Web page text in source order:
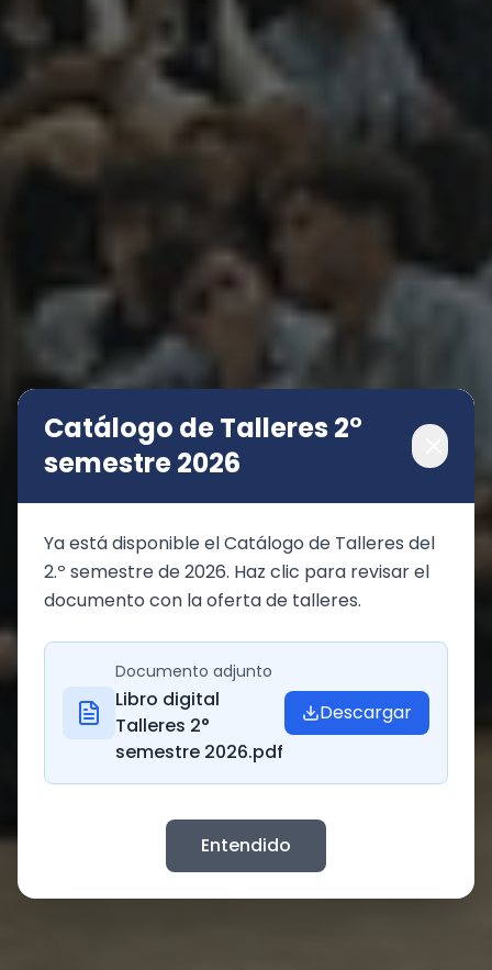
Catálogo de Talleres 2°
semestre 2026
Ya está disponible el Catálogo de Talleres del
2.º semestre de 2026. Haz clic para revisar el
documento con la oferta de talleres.
Documento adjunto
Libro digital
Talleres 2°
semestre 2026.pdf
Descargar
Entendido